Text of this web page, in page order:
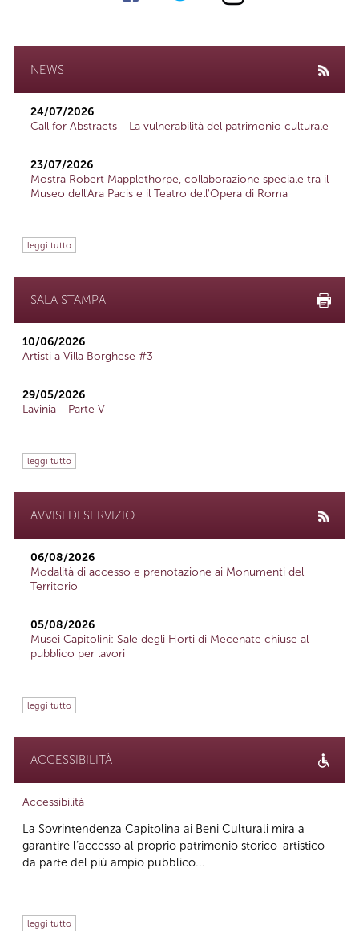
NEWS
24/07/2026
Call for Abstracts - La vulnerabilità del patrimonio culturale
23/07/2026
Mostra Robert Mapplethorpe, collaborazione speciale tra il
Museo dell'Ara Pacis e il Teatro dell'Opera di Roma
leggi tutto
SALA STAMPA
10/06/2026
Artisti a Villa Borghese #3
29/05/2026
Lavinia - Parte V
leggi tutto
AVVISI DI SERVIZIO
06/08/2026
Modalità di accesso e prenotazione ai Monumenti del
Territorio
05/08/2026
Musei Capitolini: Sale degli Horti di Mecenate chiuse al
pubblico per lavori
leggi tutto
ACCESSIBILITÀ
Accessibilità
La Sovrintendenza Capitolina ai Beni Culturali mira a
garantire l’accesso al proprio patrimonio storico-artistico
da parte del più ampio pubblico...
leggi tutto